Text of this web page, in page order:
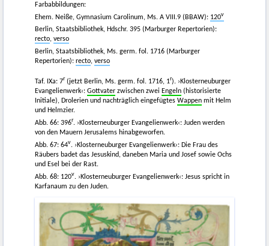
Farbabbildungen:
Ehem. Neiße, Gymnasium Carolinum, Ms. A VIII.9 (BBAW): 120v
Berlin, Staatsbibliothek, Hdschr. 395 (Marburger Repertorien):
recto, verso
Berlin, Staatsbibliothek, Ms. germ. fol. 1716 (Marburger
Repertorien): recto, verso
Taf. IXa: 7r (jetzt Berlin, Ms. germ. fol. 1716, 1r). ›Klosterneuburger
Evangelienwerk‹: Gottvater zwischen zwei Engeln (historisierte
Initiale), Drolerien und nachträglich eingefügtes Wappen mit Helm
und Helmzier.
Abb. 66: 396r. ›Klosterneuburger Evangelienwerk‹: Juden werden
von den Mauern Jerusalems hinabgeworfen.
Abb. 67: 64v. ›Klosterneuburger Evangelienwerk‹: Die Frau des
Räubers badet das Jesuskind, daneben Maria und Josef sowie Ochs
und Esel bei der Rast.
Abb. 68: 120v. ›Klosterneuburger Evangelienwerk‹: Jesus spricht in
Karfanaum zu den Juden.